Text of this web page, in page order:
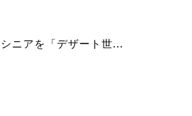
シニアを「デザート世...